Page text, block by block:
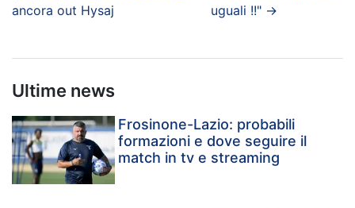
ancora out Hysaj
uguali !!" →
Ultime news
Frosinone-Lazio: probabili
formazioni e dove seguire il
match in tv e streaming